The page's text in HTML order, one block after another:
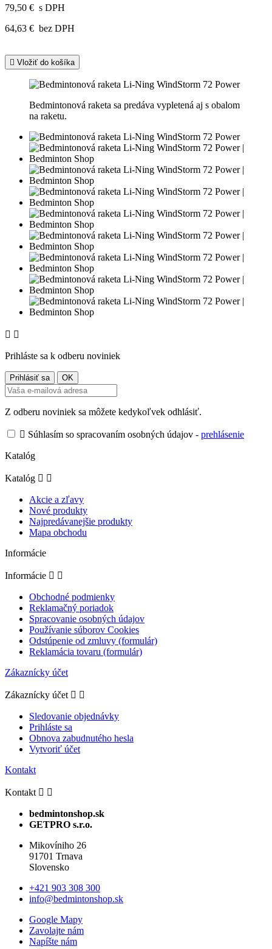
79,50 € s DPH
64,63 € bez DPH
 Vložiť do košíka
Bedmintonová raketa sa predáva vypletená aj s obalom
na raketu.
 
Prihláste sa k odberu noviniek
Z odberu noviniek sa môžete kedykoľvek odhlásiť.
 Súhlasím so spracovaním osobných údajov - prehlásenie
Katalóg
Katalóg  
Akcie a zľavy
Nové produkty
Najpredávanejšie produkty
Mapa obchodu
Informácie
Informácie  
Obchodné podmienky
Reklamačný poriadok
Spracovanie osobných údajov
Používanie súborov Cookies
Odstúpenie od zmluvy (formulár)
Reklamácia tovaru (formulár)
Zákaznícky účet
Zákaznícky účet  
Sledovanie objednávky
Prihláste sa
Obnova zabudnutého hesla
Vytvoriť účet
Kontakt
Kontakt  
bedmintonshop.sk
GETPRO s.r.o.
Mikovíniho 26
91701 Trnava
Slovensko
+421 903 308 300
info@bedmintonshop.sk
Google Mapy
Zavolajte nám
Napíšte nám